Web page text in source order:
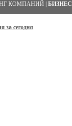
КОМПАНИЙ БИЗНЕС
за сегодня